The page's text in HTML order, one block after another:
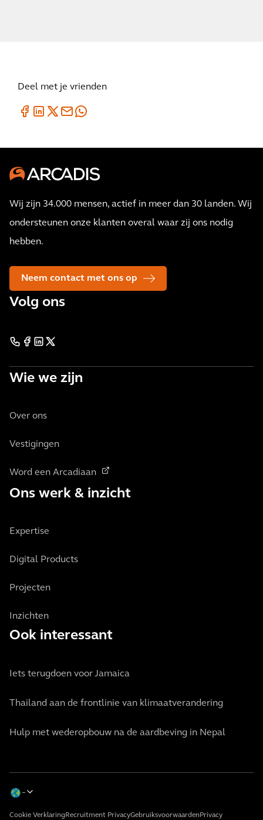
Deel met je vrienden
Wij zijn 34.000 mensen, actief in meer dan 30 landen. Wij
ondersteunen onze klanten overal waar zij ons nodig
hebben.
Neem contact met ons op
Volg ons
Wie we zijn
Over ons
Vestigingen
Word een Arcadiaan
Ons werk & inzicht
Expertise
Digital Products
Projecten
Inzichten
Ook interessant
Iets terugdoen voor Jamaica
Thailand aan de frontlinie van klimaatverandering
Hulp met wederopbouw na de aardbeving in Nepal
Cookie Verklaring Recruitment PrivacyGebruiksvoorwaardenPrivacy